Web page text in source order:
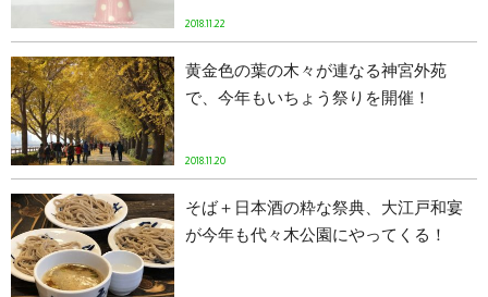
2018.11.22
黄金色の葉の木々が連なる神宮外苑
で、今年もいちょう祭りを開催！
2018.11.20
そば＋日本酒の粋な祭典、大江戸和宴
が今年も代々木公園にやってくる！